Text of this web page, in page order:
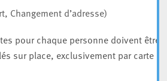
Changement d’adresse)
pour chaque personne doivent être
sur place, exclusivement par carte